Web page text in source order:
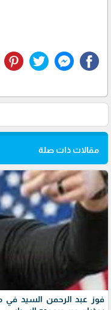
مقالات ذات صلة
فوز عبد الرحمن السيد في